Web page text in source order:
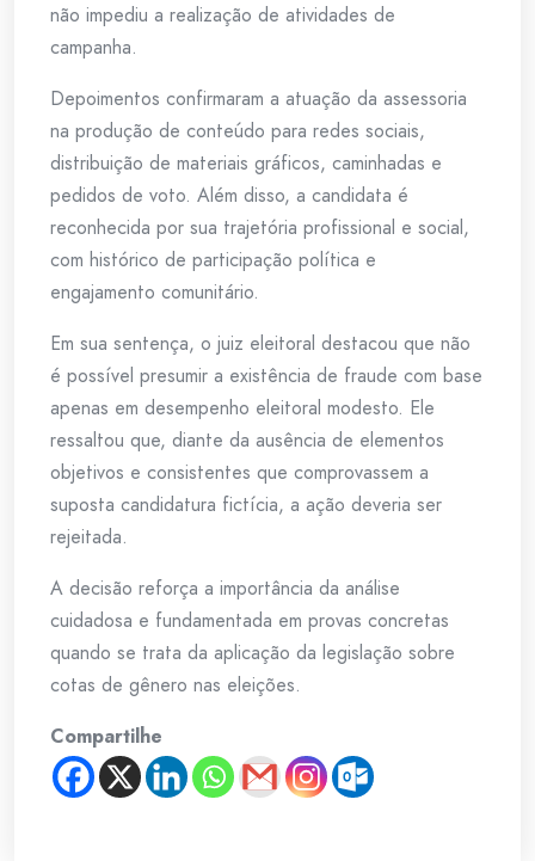
não impediu a realização de atividades de
campanha.
Depoimentos confirmaram a atuação da assessoria
na produção de conteúdo para redes sociais,
distribuição de materiais gráficos, caminhadas e
pedidos de voto. Além disso, a candidata é
reconhecida por sua trajetória profissional e social,
com histórico de participação política e
engajamento comunitário.
Em sua sentença, o juiz eleitoral destacou que não
é possível presumir a existência de fraude com base
apenas em desempenho eleitoral modesto. Ele
ressaltou que, diante da ausência de elementos
objetivos e consistentes que comprovassem a
suposta candidatura fictícia, a ação deveria ser
rejeitada.
A decisão reforça a importância da análise
cuidadosa e fundamentada em provas concretas
quando se trata da aplicação da legislação sobre
cotas de gênero nas eleições.
Compartilhe